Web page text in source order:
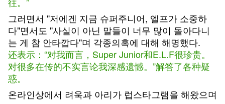
그러면서 "저에겐 지금 슈퍼주니어, 엘프가 소중하
다"면서도 "사실이 아닌 말들이 너무 많이 돌아다니
는 게 참 안타깝다"며 각종의혹에 대해 해명했다.
还表示：“对我而言，Super Junior和E.L.F很珍贵。
对很多在传的不实言论我深感遗憾。”解答了各种疑
惑。
온라인상에서 려욱과 아리가 럽스타그램을 해왔으며